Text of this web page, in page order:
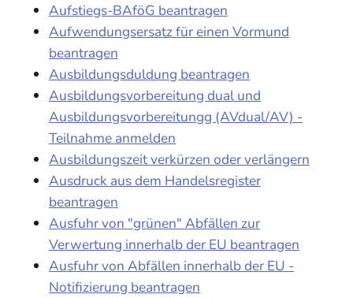
Aufstiegs-BAföG beantragen
Aufwendungsersatz für einen Vormund
beantragen
Ausbildungsduldung beantragen
Ausbildungsvorbereitung dual und
Ausbildungsvorbereitungg (AVdual/AV) -
Teilnahme anmelden
Ausbildungszeit verkürzen oder verlängern
Ausdruck aus dem Handelsregister
beantragen
Ausfuhr von "grünen" Abfällen zur
Verwertung innerhalb der EU beantragen
Ausfuhr von Abfällen innerhalb der EU -
Notifizierung beantragen